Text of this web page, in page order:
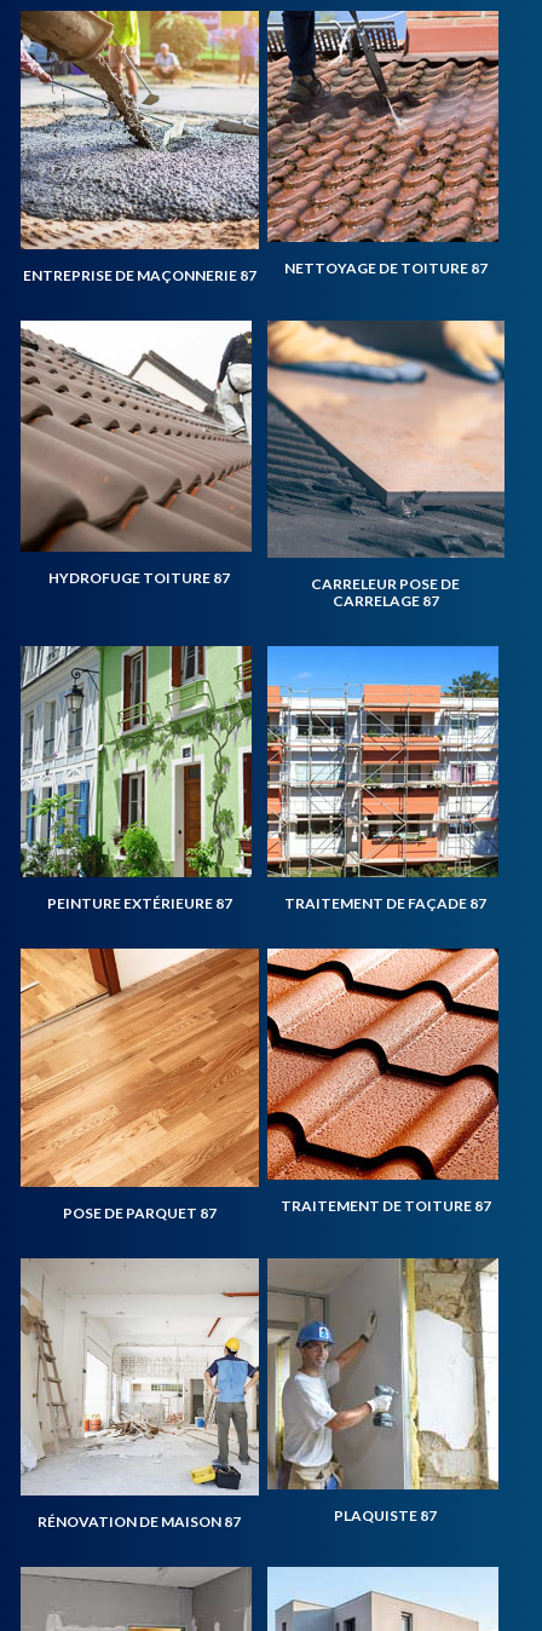
ENTREPRISE DE MAÇONNERIE 87 NETTOYAGE DE TOITURE 87
HYDROFUGE TOITURE 87
CARRELEUR POSE DE
CARRELAGE 87
PEINTURE EXTÉRIEURE 87 TRAITEMENT DE FAÇADE 87
POSE DE PARQUET 87 TRAITEMENT DE TOITURE 87
RÉNOVATION DE MAISON 87 PLAQUISTE 87